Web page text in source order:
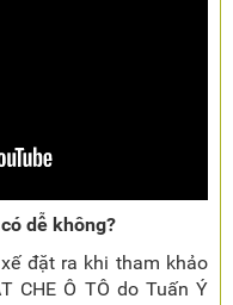
có dễ không?
đặt ra khi tham khảo
CHE Ô TÔ do Tuấn Ý